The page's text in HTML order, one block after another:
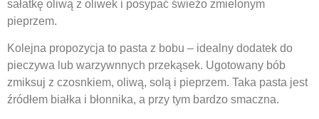
sałatkę oliwą z oliwek i posypać świeżo zmielonym
pieprzem.
Kolejna propozycja to pasta z bobu – idealny dodatek do
pieczywa lub warzywnnych przekąsek. Ugotowany bób
zmiksuj z czosnkiem, oliwą, solą i pieprzem. Taka pasta jest
źródłem białka i błonnika, a przy tym bardzo smaczna.